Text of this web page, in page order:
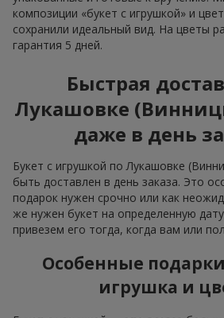
композиции «букет с игрушкой» и
сохранили идеальный вид. На цветы
гарантия 5 дней.
Быстрая
Лукашовке
даже в день
Букет с игрушкой по Лукашовке
быть доставлен в день заказа. Это
подарок нужен срочно или как
же нужен букет на определенную
привезем его тогда, когда вам или
Особенные
игрушка и